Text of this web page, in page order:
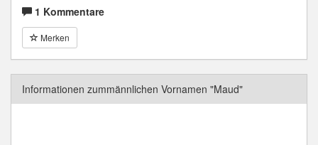
1 Kommentare
Merken
Informationen zummännlichen Vornamen "Maud"